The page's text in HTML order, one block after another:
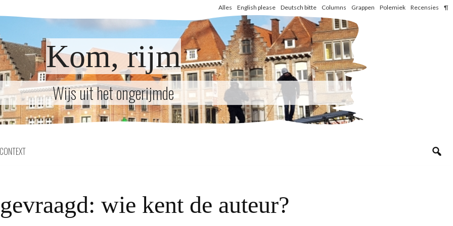
Alles English please Deutsch bitte Columns Grappen Polemiek Recensies ¶
Kom, rijm
Wijs uit het ongerijmde
CONTEXT
wie kent de auteur?